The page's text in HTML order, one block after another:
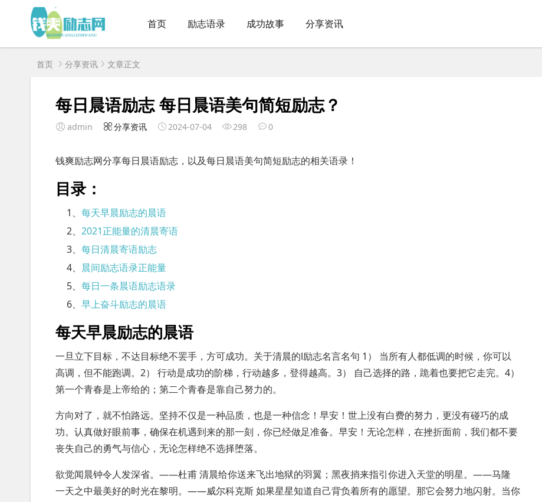
首页 励志语录 成功故事 分享资讯
首页 分享资讯 文章正文
每日晨语励志 每日晨语美句简短励志？
admin 分享资讯 2024-07-04 298 0
钱爽励志网分享每日晨语励志，以及每日晨语美句简短励志的相关语录！
目录：
1、每天早晨励志的晨语
2、2021正能量的清晨寄语
3、每日清晨寄语励志
4、 晨间励志语录正能量
5、每日一条晨语励志语录
6、早上奋斗励志的晨语
每天早晨励志的晨语
一旦立下目标，不达目标绝不罢手，方可成功。关于清晨的l励志名言名句 1） 当所有人都低调的时候，你可以
高调，但不能跑调。2） 行动是成功的阶梯，行动越多，登得越高。3） 自己选择的路，跪着也要把它走完。4）
第一个青春是上帝给的；第二个青春是靠自己努力的。
方向对了，就不怕路远。坚持不仅是一种品质，也是一种信念！早安！世上没有白费的努力，更没有碰巧的成
功。认真做好眼前事，确保在机遇到来的那一刻，你已经做足准备。早安！无论怎样，在挫折面前，我们都不要
丧失自己的勇气与信心，无论怎样绝不选择堕落。
欲觉闻晨钟令人发深省。——杜甫 清晨给你送来飞出地狱的羽翼；黑夜捎来指引你进入天堂的明星。——马隆
一天之中最美好的时光在黎明。——威尔科克斯 如果星星知道自己背负着所有的愿望。那它会努力地闪射。当你